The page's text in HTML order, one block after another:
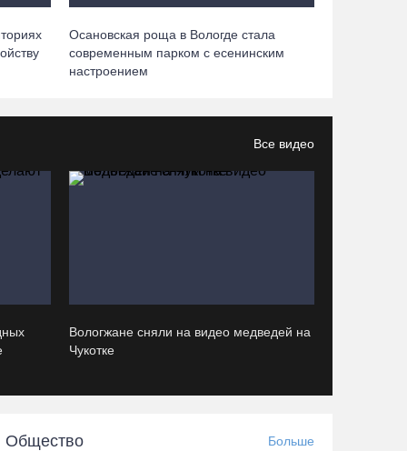
Выборы-2026: кому отдает победу
06.08.26 / 17:18
Команда «Родники.Истоки» Олега Газманова
запишет народные песни Вологодчины
Осановская роща в Вологде стала
современным парком с есенинским
настроением
Все видео
Вологжане сняли на видео медведей на
Чукотке
Общество Больше